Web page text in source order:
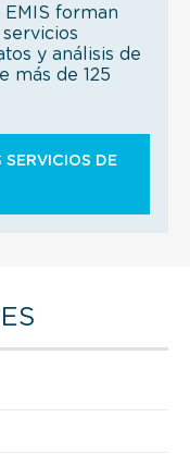
forman
y análisis de
más de 125
SERVICIOS DE